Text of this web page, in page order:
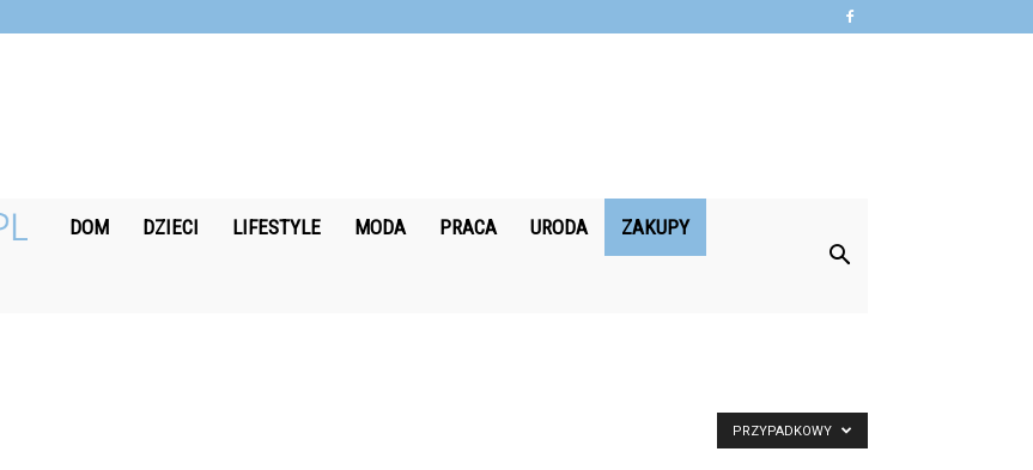
Nagrodobiorcy.pl
DOM DZIECI LIFESTYLE MODA PRACA URODA ZAKUPY
PRZYPADKOWY